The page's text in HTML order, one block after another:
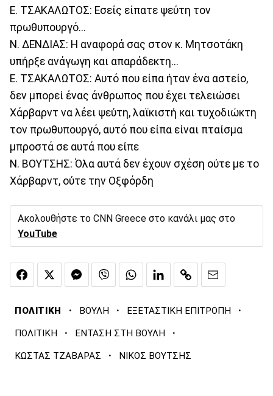
Ε. ΤΣΑΚΑΛΩΤΟΣ: Εσείς είπατε ψεύτη τον
πρωθυπουργό...
Ν. ΔΕΝΔΙΑΣ: Η αναφορά σας στον κ. Μητσοτάκη
υπήρξε ανάγωγη και απαράδεκτη...
Ε. ΤΣΑΚΑΛΩΤΟΣ: Αυτό που είπα ήταν ένα αστείο,
δεν μπορεί ένας άνθρωπος που έχει τελειώσει
Χάρβαρντ να λέει ψεύτη, λαϊκιστή και τυχοδιώκτη
τον πρωθυπουργό, αυτό που είπα είναι πταίσμα
μπροστά σε αυτά που είπε
Ν. ΒΟΥΤΣΗΣ: Όλα αυτά δεν έχουν σχέση ούτε με το
Χάρβαρντ, ούτε την Οξφόρδη
Ακολουθήστε το CNN Greece στο κανάλι μας στο
YouTube
ΠΟΛΙΤΙΚΗ · ΒΟΥΛΗ · ΕΞΕΤΑΣΤΙΚΗ ΕΠΙΤΡΟΠΗ ·
ΠΟΛΙΤΙΚΗ · ΕΝΤΑΣΗ ΣΤΗ ΒΟΥΛΗ ·
ΚΩΣΤΑΣ ΤΖΑΒΑΡΑΣ · ΝΙΚΟΣ ΒΟΥΤΣΗΣ